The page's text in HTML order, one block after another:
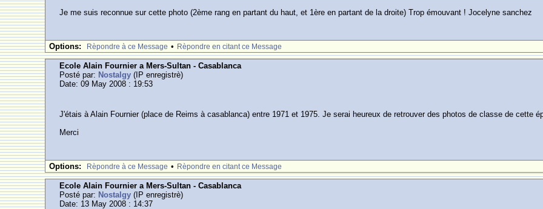
Je me suis reconnue sur cette photo (2ème rang en partant du haut, et 1ère en partant de la droite) Trop émouvant ! Jocelyne sanchez
Options: Rèpondre à ce Message • Rèpondre en citant ce Message
Ecole Alain Fournier a Mers-Sultan - Casablanca
Posté par: Nostalgy (IP enregistrè)
Date: 09 May 2008 : 19:53
J'étais à Alain Fournier (place de Reims à casablanca) entre 1971 et 1975. Je serai heureux de retrouver des photos de classe de cette
Merci
Options: Rèpondre à ce Message • Rèpondre en citant ce Message
Ecole Alain Fournier a Mers-Sultan - Casablanca
Posté par: Nostalgy (IP enregistrè)
Date: 13 May 2008 : 14:37